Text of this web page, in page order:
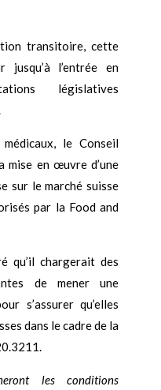
transitoire, cette
jusqu’à l’entrée en
législatives
le Conseil
mise en œuvre d’une
sur le marché suisse
par la Food and
qu’il chargerait des
de mener une
s’assurer qu’elles
dans le cadre de la
les conditions